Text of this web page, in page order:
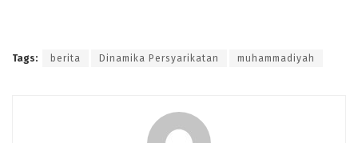
Tags: berita Dinamika Persyarikatan muhammadiyah